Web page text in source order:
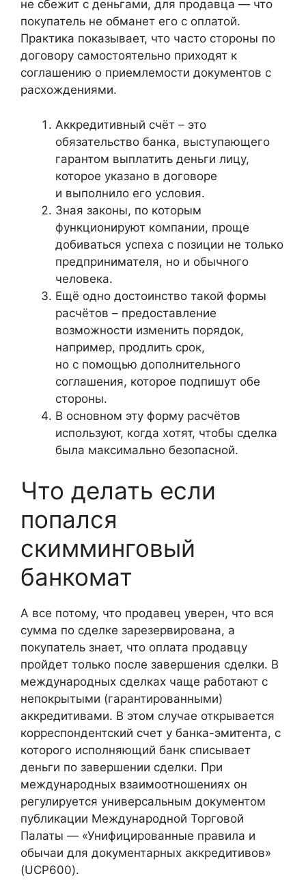
не сбежит с деньгами, для продавца — что
покупатель не обманет его с оплатой.
Практика показывает, что часто стороны по
договору самостоятельно приходят к
соглашению о приемлемости документов с
расхождениями.
Аккредитивный счёт – это
обязательство банка, выступающего
гарантом выплатить деньги лицу,
которое указано в договоре
и выполнило его условия.
Зная законы, по которым
функционируют компании, проще
добиваться успеха с позиции не только
предпринимателя, но и обычного
человека.
Ещё одно достоинство такой формы
расчётов – предоставление
возможности изменить порядок,
например, продлить срок,
но с помощью дополнительного
соглашения, которое подпишут обе
стороны.
В основном эту форму расчётов
используют, когда хотят, чтобы сделка
была максимально безопасной.
Что делать если
попался
скимминговый
банкомат
А все потому, что продавец уверен, что вся
сумма по сделке зарезервирована, а
покупатель знает, что оплата продавцу
пройдет только после завершения сделки. В
международных сделках чаще работают с
непокрытыми (гарантированными)
аккредитивами. В этом случае открывается
корреспондентский счет у банка-эмитента, с
которого исполняющий банк списывает
деньги по завершении сделки. При
международных взаимоотношениях он
регулируется универсальным документом
публикации Международной Торговой
Палаты — «Унифицированные правила и
обычаи для документарных аккредитивов»
(UCP600).